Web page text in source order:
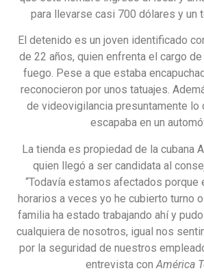
para llevarse casi 700 dólares y un
El detenido es un joven identificado
de 22 años, quien enfrenta el cargo
fuego. Pese a que estaba
reconocieron por unos tatuajes.
de videovigilancia presuntamente lo
escapaba en un
La tienda es propiedad de la cubana
quien llegó a ser candidata al
“Todavía estamos afectados
horarios a veces yo he cubierto turno
familia ha estado trabajando ahí y
cualquiera de nosotros, igual nos
por la seguridad de nuestros
entrevista con América